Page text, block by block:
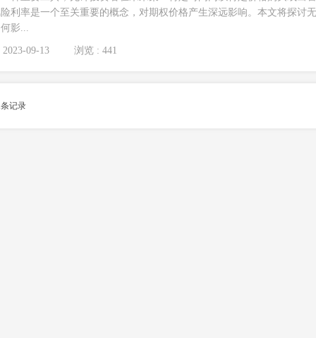
利率是一个至关重要的概念，对期权价格产生深远影响。本文将探讨
影...
09-13 浏览 : 441
条记录